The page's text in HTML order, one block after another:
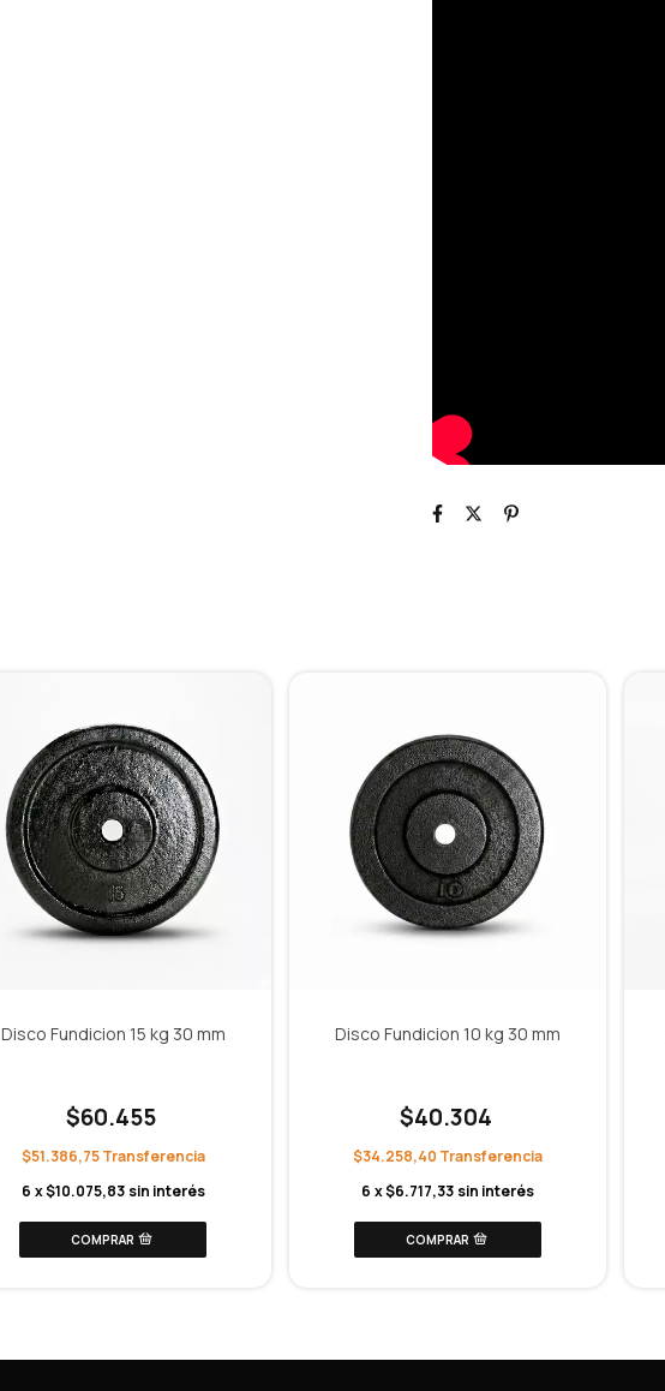
Disco Fundicion 15 kg 30 mm
$60.455
$51.386,75
6 x$10.075,83 sin interés
Disco Fundicion 10 kg 30 mm
$40.304
$34.258,40
6 x$6.717,33 sin interés